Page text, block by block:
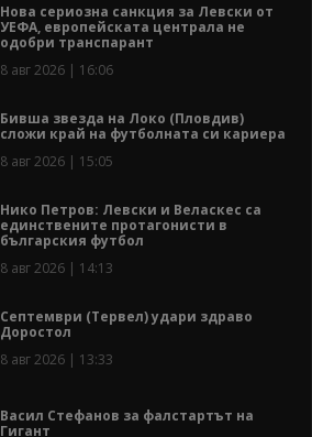
Нова сериозна санкция за Левски от
УЕФА, европейската централа не
одобри транспарант
8 авг 2026 | 16:06
Бивша звезда на Локо (Пловдив)
сложи край на футболната си кариера
8 авг 2026 | 15:05
Нико Петров: Левски и Веласкес са
единствените протагонисти в
българския футбол
8 авг 2026 | 14:13
Септември (Тервел) удари здраво
Доростол
8 авг 2026 | 13:33
Васил Стефанов за фалстартът на
Гигант